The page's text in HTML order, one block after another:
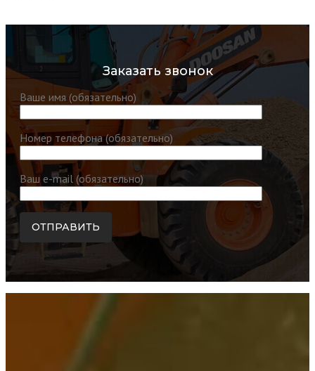
Заказать звонок
Ваше имя (обязательно)
Номер телефона (обязательно)
Ваш e-mail (обязательно)